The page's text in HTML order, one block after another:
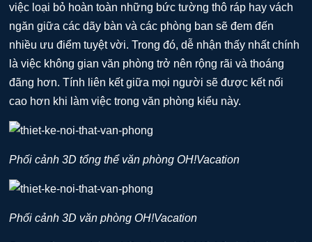
việc loại bỏ hoàn toàn những bức tường thô ráp hay vách
ngăn giữa các dãy bàn và các phòng ban sẽ đem đến
nhiều ưu điểm tuyệt vời. Trong đó, dễ nhận thấy nhất chính
là việc không gian văn phòng trở nên rộng rãi và thoáng
đãng hơn. Tính liên kết giữa mọi người sẽ được kết nối
cao hơn khi làm việc trong văn phòng kiểu này.
Phối cảnh 3D tổng thể văn phòng OH!Vacation
Phối cảnh 3D văn phòng OH!Vacation